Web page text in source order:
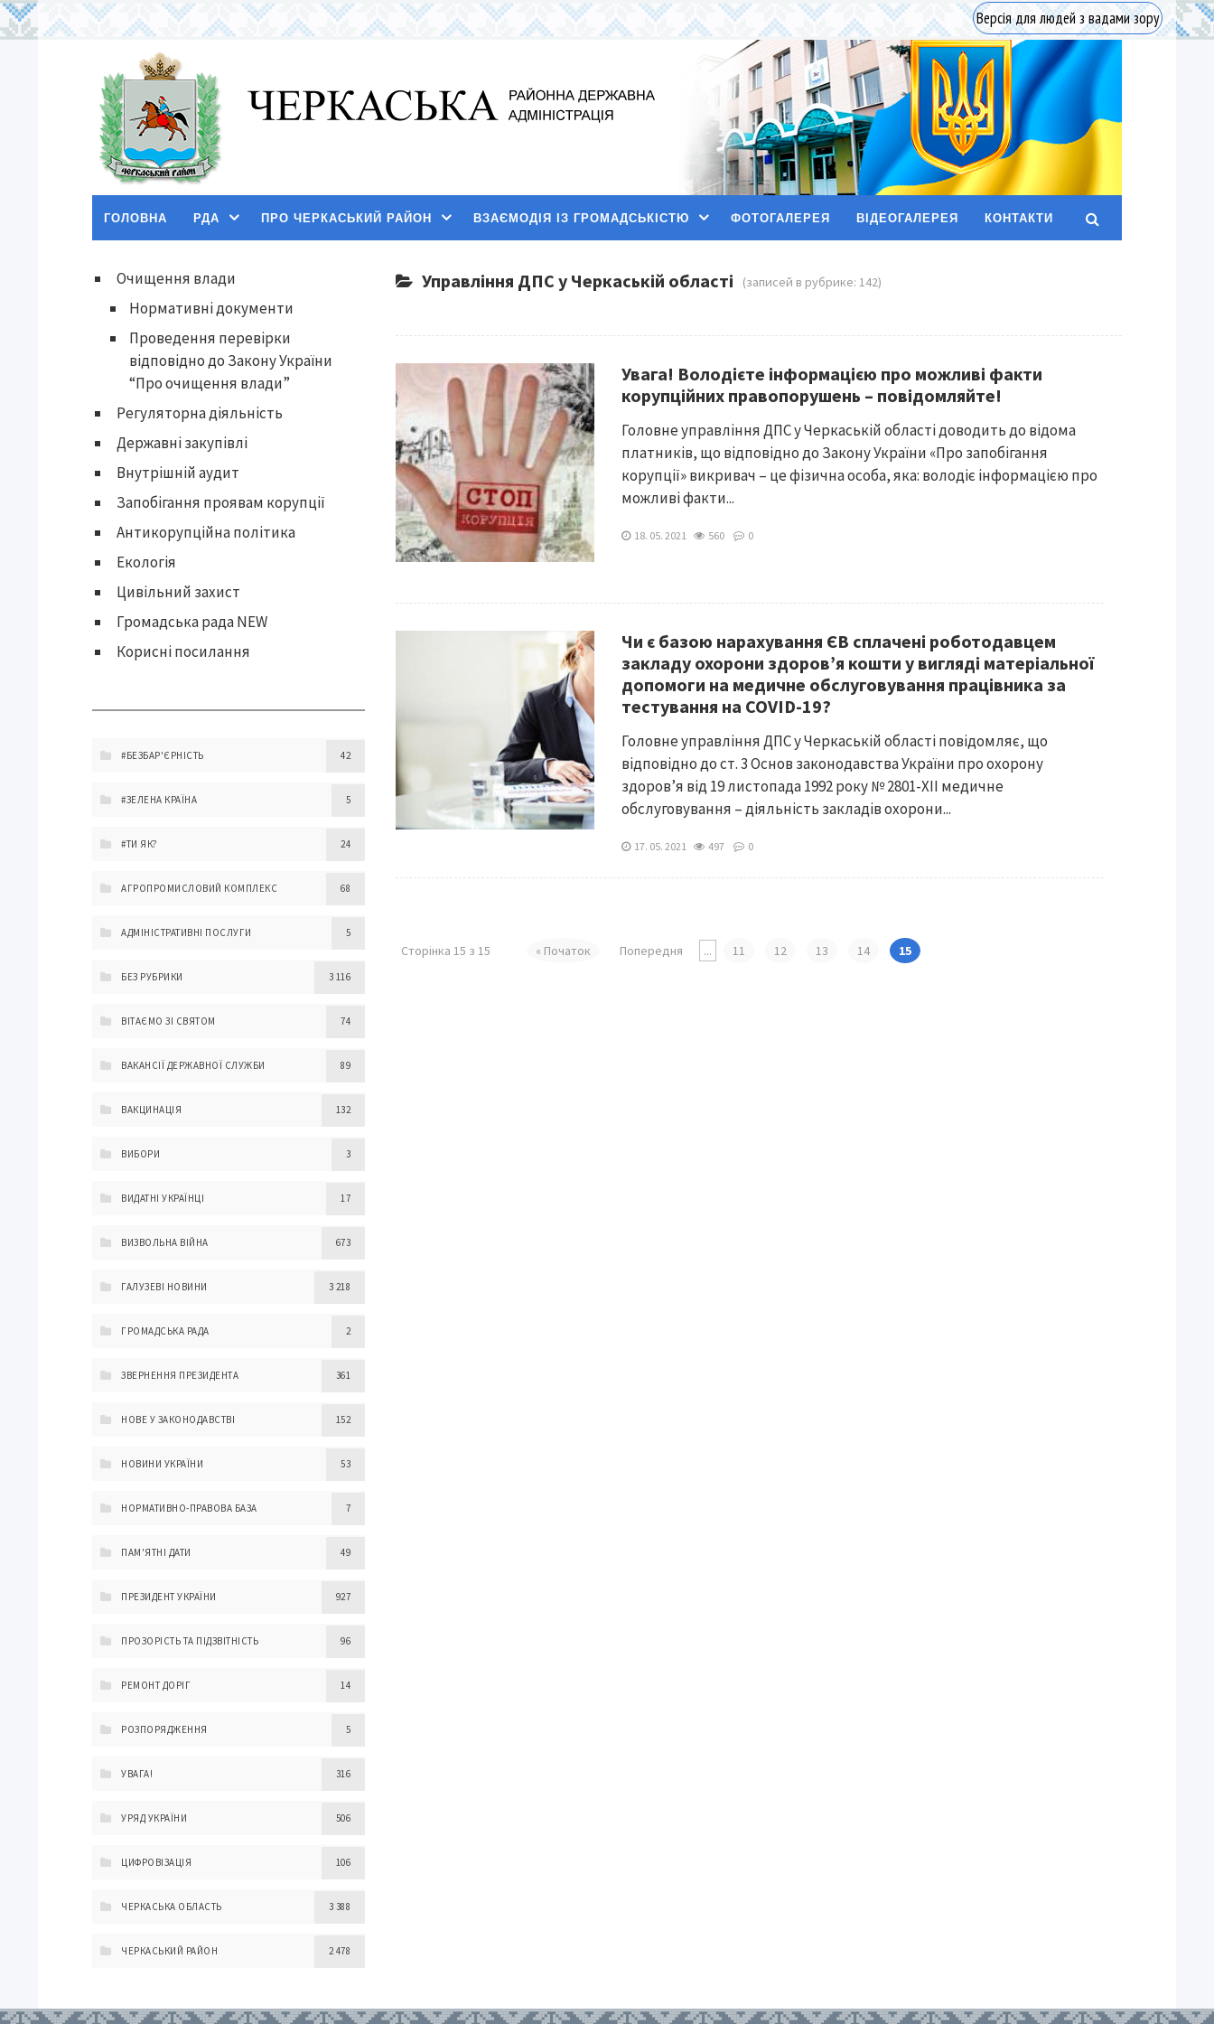
Версія для людей з вадами зору
ГОЛОВНА РДА ПРО ЧЕРКАСЬКИЙ РАЙОН ВЗАЄМОДІЯ ІЗ ГРОМАДСЬКІСТЮ ФОТОГАЛЕРЕЯ ВІДЕОГАЛЕРЕЯ КОНТАКТИ
Управління ДПС у Черкаській області (записей в рубрике: 142)
Увага! Володієте інформацією про можливі факти
корупційних правопорушень – повідомляйте!
Головне управління ДПС у Черкаській області доводить до відома
платників, що відповідно до Закону України «Про запобігання
корупції» викривач – це фізична особа, яка: володіє інформацією про
можливі факти...
18. 05. 2021 560 0
Чи є базою нарахування ЄВ сплачені роботодавцем
закладу охорони здоров’я кошти у вигляді матеріальної
допомоги на медичне обслуговування працівника за
тестування на COVID-19?
Головне управління ДПС у Черкаській області повідомляє, що
відповідно до ст. 3 Основ законодавства України про охорону
здоров’я від 19 листопада 1992 року № 2801-XІІ медичне
обслуговування – діяльність закладів охорони...
17. 05. 2021 497 0
Сторінка 15 з 15 « Початок Попередня ... 11 12 13 14 15
Очищення влади
Нормативні документи
Проведення перевірки
відповідно до Закону України
“Про очищення влади”
Регуляторна діяльність
Державні закупівлі
Внутрішній аудит
Запобігання проявам корупції
Антикорупційна політика
Екологія
Цивільний захист
Громадська рада NEW
Корисні посилання
#БЕЗБАР'ЄРНІСТЬ 42
#ЗЕЛЕНА КРАЇНА 5
#ТИ ЯК? 24
АГРОПРОМИСЛОВИЙ КОМПЛЕКС 68
АДМІНІСТРАТИВНІ ПОСЛУГИ 5
БЕЗ РУБРИКИ 3 116
ВІТАЄМО ЗІ СВЯТОМ 74
ВАКАНСІЇ ДЕРЖАВНОЇ СЛУЖБИ 89
ВАКЦИНАЦІЯ 132
ВИБОРИ 3
ВИДАТНІ УКРАЇНЦІ 17
ВИЗВОЛЬНА ВІЙНА 673
ГАЛУЗЕВІ НОВИНИ 3 218
ГРОМАДСЬКА РАДА 2
ЗВЕРНЕННЯ ПРЕЗИДЕНТА 361
НОВЕ У ЗАКОНОДАВСТВІ 152
НОВИНИ УКРАЇНИ 53
НОРМАТИВНО-ПРАВОВА БАЗА 7
ПАМ'ЯТНІ ДАТИ 49
ПРЕЗИДЕНТ УКРАЇНИ 927
ПРОЗОРІСТЬ ТА ПІДЗВІТНІСТЬ 96
РЕМОНТ ДОРІГ 14
РОЗПОРЯДЖЕННЯ 5
УВАГА! 316
УРЯД УКРАЇНИ 506
ЦИФРОВІЗАЦІЯ 106
ЧЕРКАСЬКА ОБЛАСТЬ 3 388
ЧЕРКАСЬКИЙ РАЙОН 2 478